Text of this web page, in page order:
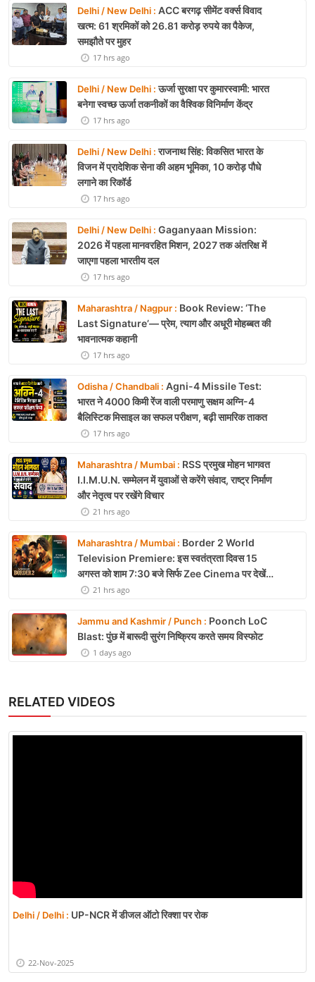
Delhi / New Delhi : ACC बरगढ़ सीमेंट वर्क्स विवाद
खत्म: 61 श्रमिकों को 26.81 करोड़ रुपये का पैकेज,
समझौते पर मुहर
17 hrs ago
Delhi / New Delhi :ऊर्जा सुरक्षा पर कुमारस्वामी: भारत
बनेगा स्वच्छ ऊर्जा तकनीकों का वैश्विक विनिर्माण केंद्र
17 hrs ago
Delhi / New Delhi :राजनाथ सिंह: विकसित भारत के
विजन में प्रादेशिक सेना की अहम भूमिका, 10 करोड़ पौधे
लगाने का रिकॉर्ड
17 hrs ago
Delhi / New Delhi : Gaganyaan Mission:
2026 में पहला मानवरहित मिशन, 2027 तक अंतरिक्ष में
जाएगा पहला भारतीय दल
17 hrs ago
Maharashtra / Nagpur : Book Review: ‘The
Last Signature’— प्रेम, त्याग और अधूरी मोहब्बत की
भावनात्मक कहानी
17 hrs ago
Odisha / Chandbali : Agni-4 Missile Test:
भारत ने 4000 किमी रेंज वाली परमाणु सक्षम अग्नि-4
बैलिस्टिक मिसाइल का सफल परीक्षण, बढ़ी सामरिक ताकत
17 hrs ago
Maharashtra / Mumbai : RSS प्रमुख मोहन भागवत
I.I.M.U.N. सम्मेलन में युवाओं से करेंगे संवाद, राष्ट्र निर्माण
और नेतृत्व पर रखेंगे विचार
21 hrs ago
Maharashtra / Mumbai : Border 2 World
Television Premiere: इस स्वतंत्रता दिवस 15
अगस्त को शाम 7:30 बजे सिर्फ Zee Cinema पर देखें
बॉर्डर 221 hrs ago
Jammu and Kashmir / Punch : Poonch LoC
Blast: पुंछ में बारूदी सुरंग निष्क्रिय करते समय विस्फोट
1 days ago
RELATED VIDEOS
Delhi / Delhi : UP-NCR में डीजल ऑटो रिक्शा पर रोक
22-Nov-2025